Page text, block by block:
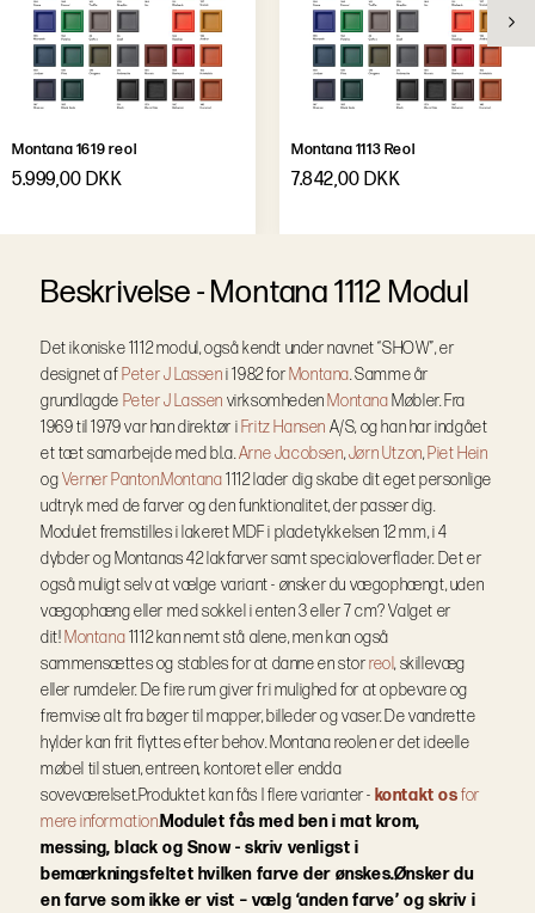
Montana 1619 reol
5.999,00 DKK
Montana 1113 Reol
7.842,00 DKK
Beskrivelse-Montana 1112 Modul
Det ikoniske 1112 modul, også kendt under navnet “SHOW”, er
designet af Peter J Lasseni 1982 for Montana. Samme år
grundlagde Peter J Lassen virksomheden Montana Møbler. Fra
1969 til 1979 var han direktør i Fritz Hansen A/S, og han har indgået
et tæt samarbejde med bl.a.Arne Jacobsen,Jørn Utzon,Piet Hein
ogVerner Panton.Montana1112 lader dig skabe dit eget personlige
udtryk med de farver og den funktionalitet, der passer dig.
Modulet fremstilles i lakeret MDF i pladetykkelsen 12 mm, i 4
dybder og Montanas 42 lakfarver samt specialoverflader. Det er
også muligt selv at vælge variant - ønsker du vægophængt, uden
vægophæng eller med sokkel i enten 3 eller 7 cm? Valget er
dit! Montana1112 kan nemt stå alene, men kan også
sammensættes og stables for at danne en storreol, skillevæg
eller rumdeler. De fire rum giver fri mulighed for at opbevare og
fremvise alt fra bøger til mapper, billeder og vaser. De vandrette
hylder kan frit flyttes efter behov. Montana reolen er det ideelle
møbel til stuen, entreen, kontoret eller endda
soveværelset.Produktet kan fås I flere varianter - kontakt osfor
mere information.Modulet fås med ben i mat krom,
messing, black og Snow - skriv venligst i
bemærkningsfeltet hvilken farve der ønskes.Ønsker du
en farve som ikke er vist – vælg ‘anden farve’ og skriv i